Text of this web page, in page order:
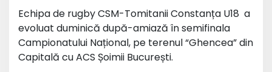
Echipa de rugby CSM-Tomitanii Constanța U18 a
evoluat duminică după-amiază în semifinala
Campionatului Național, pe terenul “Ghencea” din
Capitală cu ACS Șoimii București.